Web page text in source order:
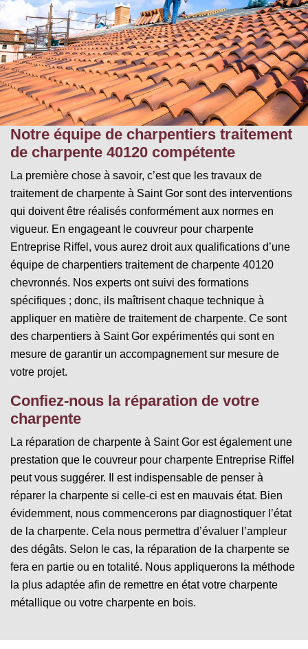
Notre équipe de charpentiers traitement
de charpente 40120 compétente
La première chose à savoir, c’est que les travaux de
traitement de charpente à Saint Gor sont des interventions
qui doivent être réalisés conformément aux normes en
vigueur. En engageant le couvreur pour charpente
Entreprise Riffel, vous aurez droit aux qualifications d’une
équipe de charpentiers traitement de charpente 40120
chevronnés. Nos experts ont suivi des formations
spécifiques ; donc, ils maîtrisent chaque technique à
appliquer en matière de traitement de charpente. Ce sont
des charpentiers à Saint Gor expérimentés qui sont en
mesure de garantir un accompagnement sur mesure de
votre projet.
Confiez-nous la réparation de votre
charpente
La réparation de charpente à Saint Gor est également une
prestation que le couvreur pour charpente Entreprise Riffel
peut vous suggérer. Il est indispensable de penser à
réparer la charpente si celle-ci est en mauvais état. Bien
évidemment, nous commencerons par diagnostiquer l’état
de la charpente. Cela nous permettra d’évaluer l’ampleur
des dégâts. Selon le cas, la réparation de la charpente se
fera en partie ou en totalité. Nous appliquerons la méthode
la plus adaptée afin de remettre en état votre charpente
métallique ou votre charpente en bois.